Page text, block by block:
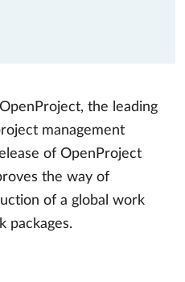
the leading
management
of OpenProject
the way of
of a global work
packages.